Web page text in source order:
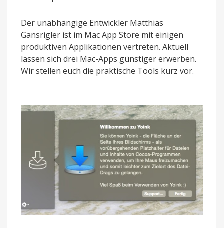
Der unabhängige Entwickler Matthias
Gansrigler ist im Mac App Store mit einigen
produktiven Applikationen vertreten. Aktuell
lassen sich drei Mac-Apps günstiger erwerben.
Wir stellen euch die praktische Tools kurz vor.